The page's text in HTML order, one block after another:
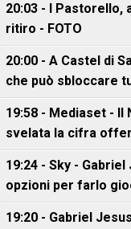
20:03 - I Pastorello,
ritiro - FOTO
20:00 - A Castel di
che può sbloccare
19:58 - Mediaset - Il
svelata la cifra
19:24 - Sky -
opzioni per farlo
19:20 - Gabriel